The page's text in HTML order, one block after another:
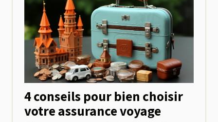
4 conseils pour bien choisir
votre assurance voyage